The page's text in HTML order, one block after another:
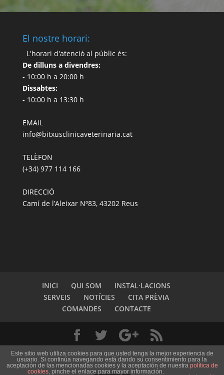
El nostre horari:
L'horari d'atenció al públic és:
De dilluns a divendres:
- 10:00 h a 20:00 h
Dissabtes:
- 10:00 h a 13:30 h
EMAIL
info@bitxusclinicaveterinaria.cat
TELÈFON
(+34) 977 114 166
DIRECCIÓ
Camí de l’Aleixar Nº83, 43202 Reus
INICI QUI SOM
INSTAL·LACIONS
SERVEIS
NOTÍCIES
CITA PRÈVIA
COMANDES
CONTACTE
Dissenyat perMedia Needs | Tots els drets reservats
aBitxus Clínica Veterinària|Nota legal|Info
Este sitio web utiliza cookies para que usted tenga la mejor experiencia de
usuario. Si continúa navegando está dando su consentimiento para la
aceptación de las mencionadas cookies y la aceptación de nuestra política de
cookies, pinche el enlace para mayor información.